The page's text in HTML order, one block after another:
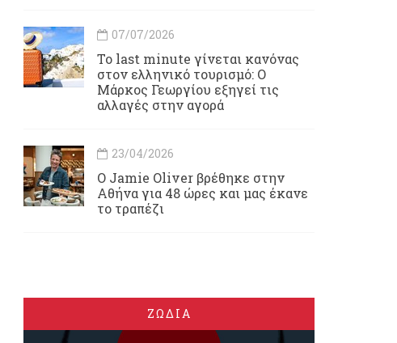
07/07/2026
Το last minute γίνεται κανόνας
στον ελληνικό τουρισμό: Ο
Μάρκος Γεωργίου εξηγεί τις
αλλαγές στην αγορά
23/04/2026
Ο Jamie Oliver βρέθηκε στην
Αθήνα για 48 ώρες και μας έκανε
το τραπέζι
ΖΩΔΙΑ